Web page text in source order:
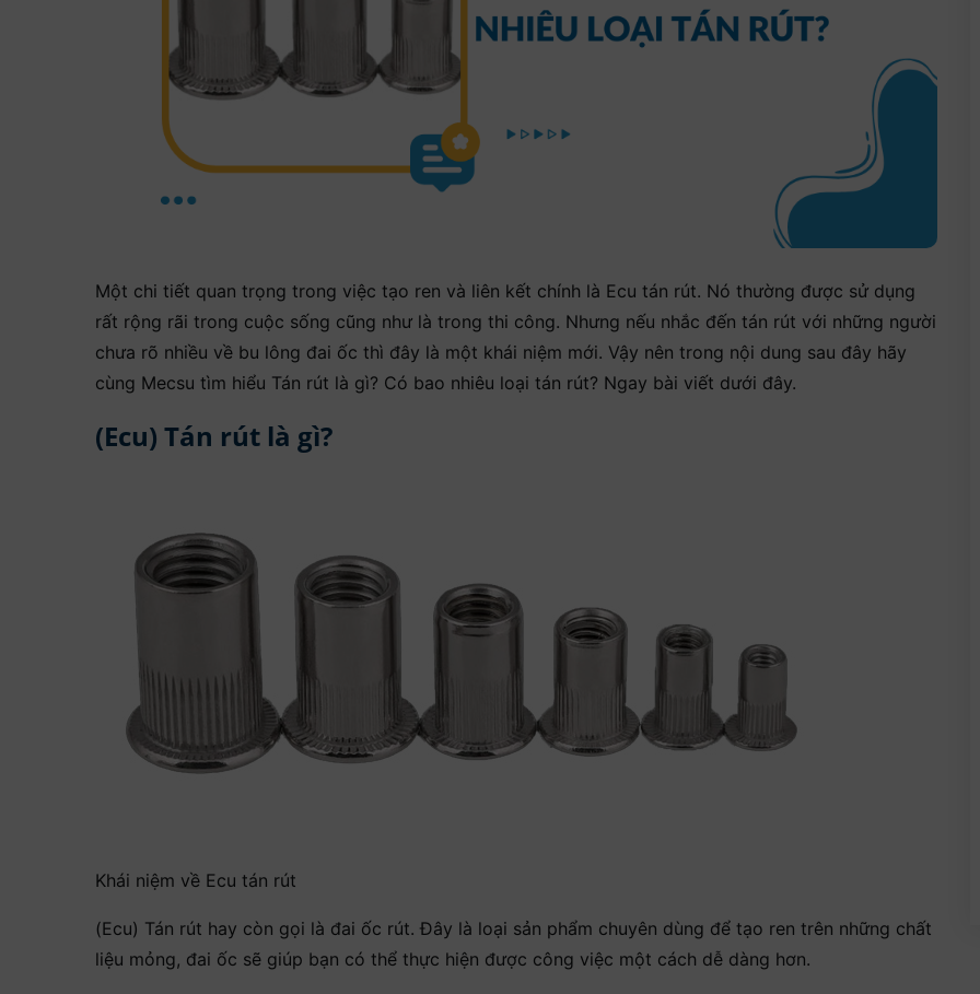
Một chi tiết quan trọng trong việc tạo ren và liên kết chính là Ecu tán rút. Nó thường được sử dụng
rất rộng rãi trong cuộc sống cũng như là trong thi công. Nhưng nếu nhắc đến tán rút với những người
chưa rõ nhiều về bu lông đai ốc thì đây là một khái niệm mới. Vậy nên trong nội dung sau đây hãy
cùng Mecsu tìm hiểu Tán rút là gì? Có bao nhiêu loại tán rút? Ngay bài viết dưới đây.
(Ecu) Tán rút là gì?
Khái niệm về Ecu tán rút
(Ecu) Tán rút hay còn gọi là đai ốc rút. Đây là loại sản phẩm chuyên dùng để tạo ren trên những chất
liệu mỏng, đai ốc sẽ giúp bạn có thể thực hiện được công việc một cách dễ dàng hơn.